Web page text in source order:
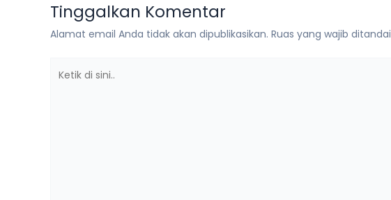
Tinggalkan Komentar
Alamat email Anda tidak akan dipublikasikan. Ruas yang wajib ditandai